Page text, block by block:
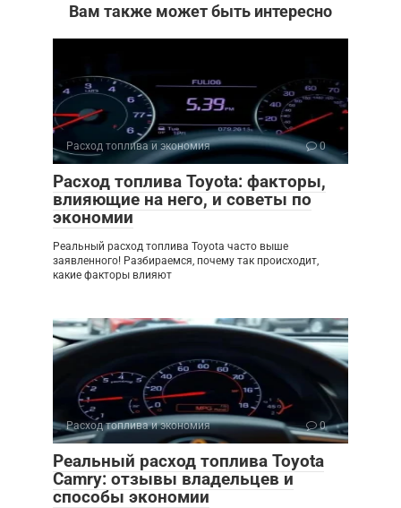
Вам также может быть интересно
Расход топлива и экономия 0
Расход топлива Toyota: факторы,
влияющие на него, и советы по
экономии
Реальный расход топлива Toyota часто выше
заявленного! Разбираемся, почему так происходит,
какие факторы влияют
Расход топлива и экономия 0
Реальный расход топлива Toyota
Camry: отзывы владельцев и
способы экономии